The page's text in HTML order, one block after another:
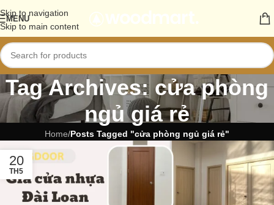
Skip to navigation
Skip to main content
MENU
Tag Archives: cửa phòng
ngủ giá rẻ
Home/Posts Tagged "cửa phòng ngủ giá rẻ"
20
TH5